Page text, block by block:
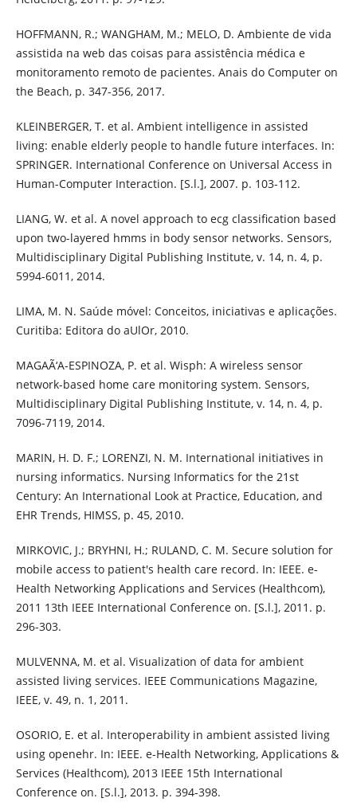
HOFFMANN, R.; WANGHAM, M.; MELO, D. Ambiente de vida
assistida na web das coisas para assistência médica e
monitoramento remoto de pacientes. Anais do Computer on
the Beach, p. 347-356, 2017.
KLEINBERGER, T. et al. Ambient intelligence in assisted
living: enable elderly people to handle future interfaces. In:
SPRINGER. International Conference on Universal Access in
Human-Computer Interaction. [S.l.], 2007. p. 103-112.
LIANG, W. et al. A novel approach to ecg classification based
upon two-layered hmms in body sensor networks. Sensors,
Multidisciplinary Digital Publishing Institute, v. 14, n. 4, p.
5994-6011, 2014.
LIMA, M. N. Saúde móvel: Conceitos, iniciativas e aplicações.
Curitiba: Editora do aUlOr, 2010.
MAGAÃ‘A-ESPINOZA, P. et al. Wisph: A wireless sensor
network-based home care monitoring system. Sensors,
Multidisciplinary Digital Publishing Institute, v. 14, n. 4, p.
7096-7119, 2014.
MARIN, H. D. F.; LORENZI, N. M. International initiatives in
nursing informatics. Nursing Informatics for the 21st
Century: An International Look at Practice, Education, and
EHR Trends, HIMSS, p. 45, 2010.
MIRKOVIC, J.; BRYHNI, H.; RULAND, C. M. Secure solution for
mobile access to patient's health care record. In: IEEE. e-
Health Networking Applications and Services (Healthcom),
2011 13th IEEE International Conference on. [S.l.], 2011. p.
296-303.
MULVENNA, M. et al. Visualization of data for ambient
assisted living services. IEEE Communications Magazine,
IEEE, v. 49, n. 1, 2011.
OSORIO, E. et al. Interoperability in ambient assisted living
using openehr. In: IEEE. e-Health Networking, Applications &
Services (Healthcom), 2013 IEEE 15th International
Conference on. [S.l.], 2013. p. 394-398.